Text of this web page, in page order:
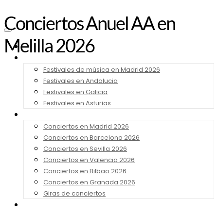
Noticias
Festivales de música en Madrid 2026
Festivales en Andalucia
Festivales en Galicia
Festivales en Asturias
Conciertos en Madrid 2026
Conciertos en Barcelona 2026
Conciertos en Sevilla 2026
Conciertos en Valencia 2026
Conciertos en Bilbao 2026
Conciertos en Granada 2026
Giras de conciertos
Conciertos Anuel AA en
Melilla 2026